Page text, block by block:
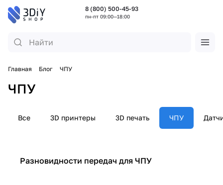
8 (800) 500-45-93
пн-пт 09:00—18:00
Главная Блог ЧПУ
ЧПУ
Все 3D принтеры 3D печать ЧПУ
ЧПУ
Разновидности передач для ЧПУ